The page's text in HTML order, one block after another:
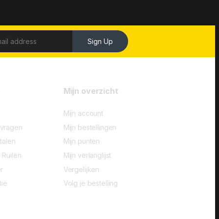
Sign Up
Mijn overzicht
Mijn account
Mijn bestellingen
Mijn punten
Mijn verlanglijst
Vergelijken
Volg je bestelling